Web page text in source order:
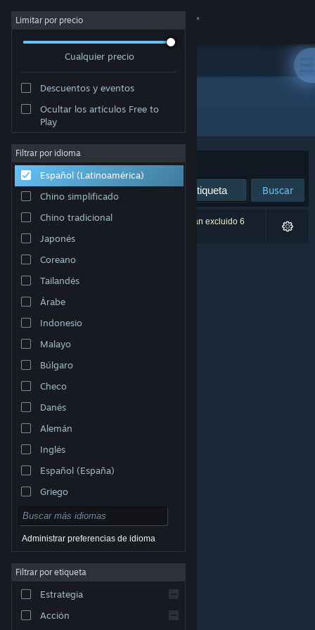
Iniciar sesión
Acerca de
Soporte
Cambiar idioma
Obtener la aplicación de Steam Mobile
Ver versión clásica
© Valve Corporation. Todos los derechos reservados.
Todas las marcas registradas pertenecen a sus
de Privacidad|Información legal
Acuerdo de Suscriptor a Steam
Cookies
Limitar por precio
Cualquier precio
Descuentos y eventos
Ocultar los artículos Free to
Play
Filtrar por idioma
Español (Latinoamérica)
Chino simplificado
Chino tradicional
Japonés
Coreano
Tailandés
Árabe
Indonesio
Malayo
Búlgaro
Checo
Danés
Alemán
Inglés
Español (España)
Griego
Administrar preferencias de idioma
Filtrar por etiqueta
Estrategia
Acción
Desarrollador: Dryden Thomas Games
Ordenar por Relevancia
Buscar
0 resultado(s) coinciden con la búsqueda. Se han excluido 6
títulos según tus preferencias.